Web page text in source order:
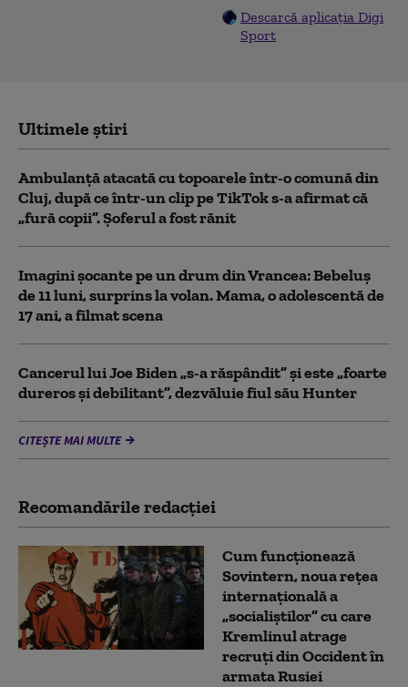
Descarcă aplicația Digi
Sport
Ultimele știri
Ambulanţă atacată cu topoarele într-o comună din
Cluj, după ce într-un clip pe TikTok s-a afirmat că
„fură copii”. Șoferul a fost rănit
Imagini șocante pe un drum din Vrancea: Bebeluș
de 11 luni, surprins la volan. Mama, o adolescentă de
17 ani, a filmat scena
Cancerul lui Joe Biden „s-a răspândit” şi este „foarte
dureros și debilitant”, dezvăluie fiul său Hunter
CITEȘTE MAI MULTE
Recomandările redacţiei
Cum funcționează
Sovintern, noua rețea
internațională a
„socialiștilor” cu care
Kremlinul atrage
recruți din Occident în
armata Rusiei